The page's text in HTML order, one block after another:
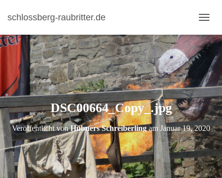
schlossberg-raubritter.de
A
V
A
T
O
N
U
S
C
H
A
DSC00664_Copy_.jpg
Veröffentlicht vonHübners Schreiberling amJanuar 19, 2020